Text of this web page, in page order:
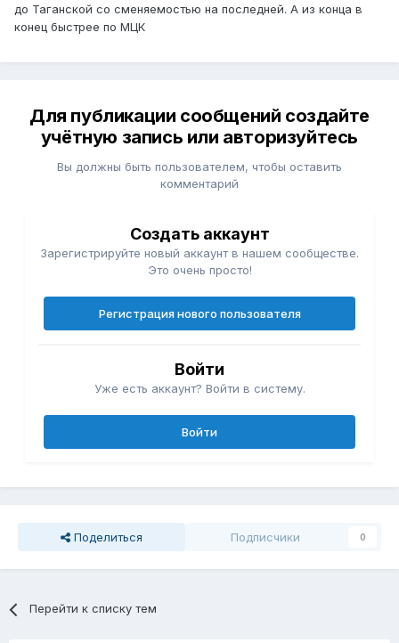
до Таганской со сменяемостью на последней. А из конца в
конец быстрее по МЦК
Для публикации сообщений создайте
учётную запись или авторизуйтесь
Вы должны быть пользователем, чтобы оставить
комментарий
Создать аккаунт
Зарегистрируйте новый аккаунт в нашем сообществе.
Это очень просто!
Регистрация нового пользователя
Войти
Уже есть аккаунт? Войти в систему.
Войти
Поделиться Подписчики 0
Перейти к списку тем